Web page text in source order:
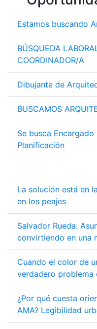
Estamos buscando
BÚSQUEDA
COORDINADOR/A
Dibujante de
BUSCAMOS
Se busca
Planificación
La solución está en
en los peajes
Salvador Rueda:
convirtiendo en una
Cuando el color de
verdadero problema
¿Por qué cuesta
AMA? Legibilidad